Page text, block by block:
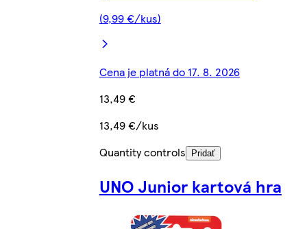
(9,99 €/kus)
Cena je platná do 17. 8. 2026
13,49 €
13,49 €/kus
Quantity controls
Pridať
UNO Junior kartová hra